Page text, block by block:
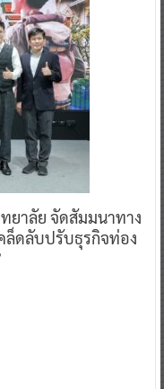
ยาลัย จัดสัมมนาทาง
ล็ดลับปรับธุรกิจท่อง